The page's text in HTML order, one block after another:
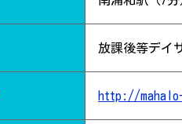
放課後等デイ
http://